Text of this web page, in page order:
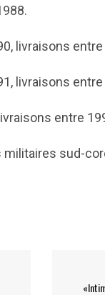
livraisons
livraisons
entre
sud-